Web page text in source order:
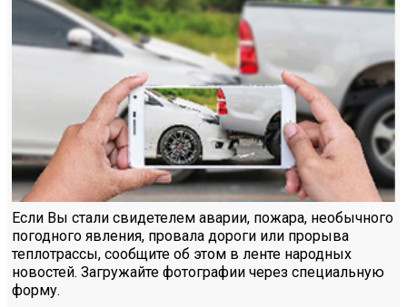
Если Вы стали свидетелем аварии, пожара, необычного
погодного явления, провала дороги или прорыва
теплотрассы, сообщите об этом в ленте народных
новостей. Загружайте фотографии через специальную
форму.